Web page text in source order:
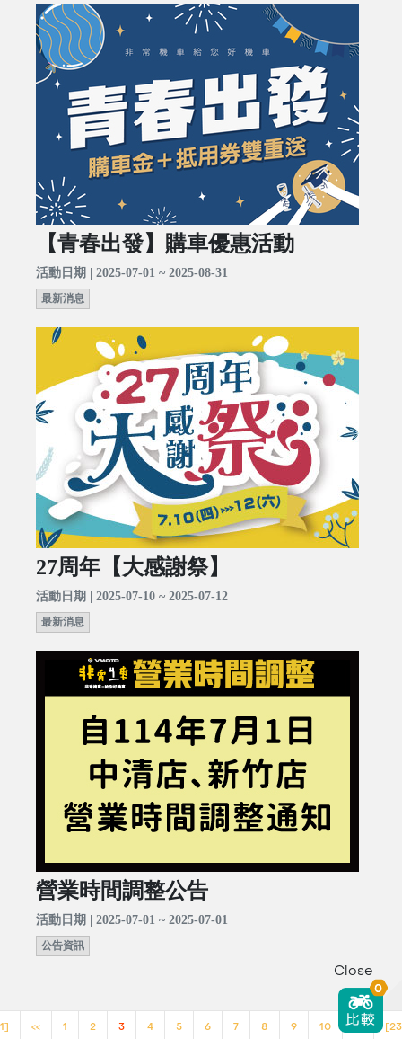
【青春出發】購車優惠活動
活動日期 | 2025-07-01 ~ 2025-08-31
最新消息
27周年【大感謝祭】
活動日期 | 2025-07-10 ~ 2025-07-12
最新消息
營業時間調整公告
活動日期 | 2025-07-01 ~ 2025-07-01
公告資訊
<< 1 2 3 4 5 6 7 8 9 10 >>
Close
0